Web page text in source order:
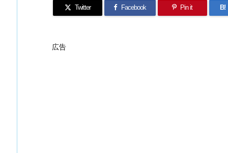
Twitter Facebook Pin it B!
広告